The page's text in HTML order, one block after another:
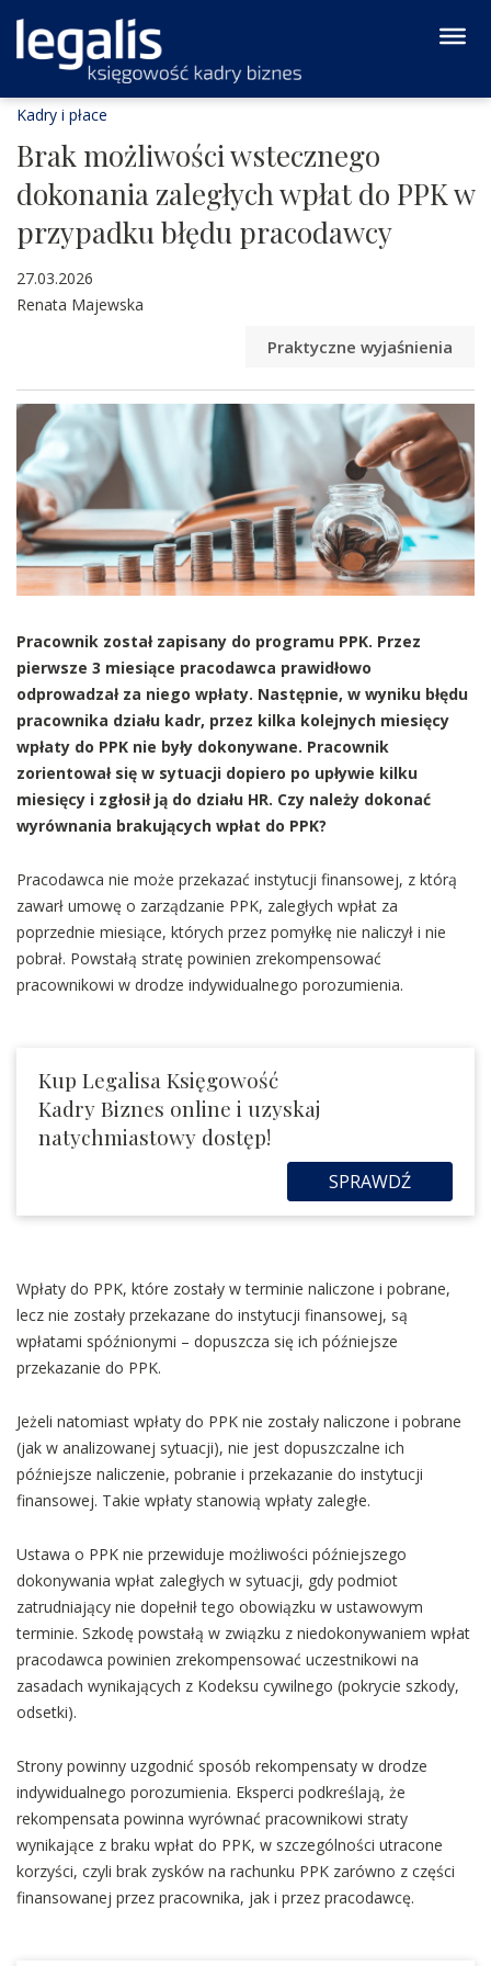
Kadry i płace
Brak możliwości wstecznego
dokonania zaległych wpłat do PPK w
przypadku błędu pracodawcy
27.03.2026
Renata Majewska
Praktyczne wyjaśnienia
Pracownik został zapisany do programu PPK. Przez
pierwsze 3 miesiące pracodawca prawidłowo
odprowadzał za niego wpłaty. Następnie, w wyniku błędu
pracownika działu kadr, przez kilka kolejnych miesięcy
wpłaty do PPK nie były dokonywane. Pracownik
zorientował się w sytuacji dopiero po upływie kilku
miesięcy i zgłosił ją do działu HR. Czy należy dokonać
wyrównania brakujących wpłat do PPK?
Pracodawca nie może przekazać instytucji finansowej, z którą
zawarł umowę o zarządzanie PPK, zaległych wpłat za
poprzednie miesiące, których przez pomyłkę nie naliczył i nie
pobrał. Powstałą stratę powinien zrekompensować
pracownikowi w drodze indywidualnego porozumienia.
Kup Legalisa Księgowość
Kadry Biznes online i uzyskaj
natychmiastowy dostęp!
SPRAWDŹ
Wpłaty do PPK, które zostały w terminie naliczone i pobrane,
lecz nie zostały przekazane do instytucji finansowej, są
wpłatami spóźnionymi – dopuszcza się ich późniejsze
przekazanie do PPK.
Jeżeli natomiast wpłaty do PPK nie zostały naliczone i pobrane
(jak w analizowanej sytuacji), nie jest dopuszczalne ich
późniejsze naliczenie, pobranie i przekazanie do instytucji
finansowej. Takie wpłaty stanowią wpłaty zaległe.
Ustawa o PPK nie przewiduje możliwości późniejszego
dokonywania wpłat zaległych w sytuacji, gdy podmiot
zatrudniający nie dopełnił tego obowiązku w ustawowym
terminie. Szkodę powstałą w związku z niedokonywaniem wpłat
pracodawca powinien zrekompensować uczestnikowi na
zasadach wynikających z Kodeksu cywilnego (pokrycie szkody,
odsetki).
Strony powinny uzgodnić sposób rekompensaty w drodze
indywidualnego porozumienia. Eksperci podkreślają, że
rekompensata powinna wyrównać pracownikowi straty
wynikające z braku wpłat do PPK, w szczególności utracone
korzyści, czyli brak zysków na rachunku PPK zarówno z części
finansowanej przez pracownika, jak i przez pracodawcę.